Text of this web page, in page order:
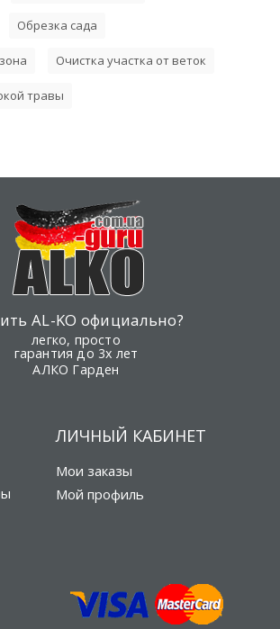
Обрезка сада
Очистка участка от веток
травы
AL-KO официально?
легко, просто
гарантия до 3х лет
АЛКО Гарден
ЛИЧНЫЙ КАБИНЕТ
Мои заказы
Мой профиль